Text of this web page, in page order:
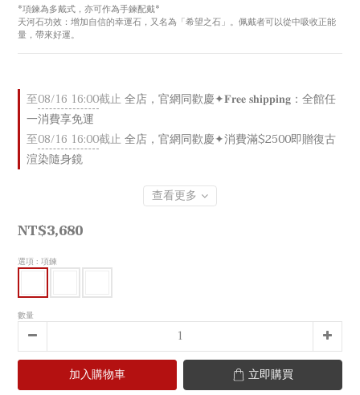
*項鍊為多戴式，亦可作為手鍊配戴*
天河石功效：增加自信的幸運石，又名為「希望之石」。佩戴者可以從中吸收正能
量，帶來好運。
至08/16 16:00截止全店，官網同歡慶✦𝐅𝐫𝐞𝐞 𝐬𝐡𝐢𝐩𝐩𝐢𝐧𝐠：全館任
一消費享免運
至08/16 16:00截止全店，官網同歡慶✦消費滿$2500即贈復古
渲染隨身鏡
查看更多
NT$3,680
選項: 項鍊
數量
加入購物車 立即購買